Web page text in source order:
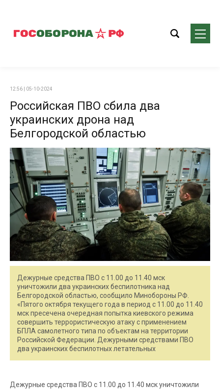
12:56 | 05-10-2024
Российская ПВО сбила два
украинских дрона над
Белгородской областью
Дежурные средства ПВО с 11.00 до 11.40 мск
уничтожили два украинских беспилотника над
Белгородской областью, сообщило Минобороны РФ.
«Пятого октября текущего года в период с 11.00 до 11.40
мск пресечена очередная попытка киевского режима
совершить террористическую атаку c применением
БПЛА самолетного типа по объектам на территории
Российской Федерации. Дежурными средствами ПВО
два украинских беспилотных летательных
Дежурные средства ПВО с 11.00 до 11.40 мск уничтожили